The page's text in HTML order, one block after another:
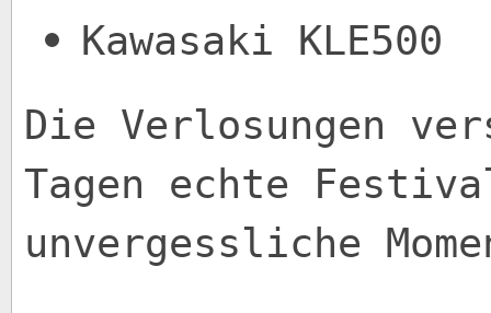
Kawasaki KLE500
Die Verlosungen
Tagen echte
unvergessliche